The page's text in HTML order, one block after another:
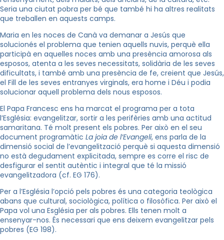
Seria una ciutat pobra per bé que també hi ha altres realitats
que treballen en aquests camps.
Maria en les noces de Canà va demanar a Jesús que
solucionés el problema que tenien aquells nuvis, perquè ella
participà en aquelles noces amb una presència amorosa als
esposos, atenta a les seves necessitats, solidària de les seves
dificultats, i també amb una presència de fe, creient que Jesús,
el Fill de les seves entranyes virginals, era home i Déu i podia
solucionar aquell problema dels nous esposos.
El Papa Francesc ens ha marcat el programa per a tota
l’Església: evangelitzar, sortir a les perifèries amb una actitud
samaritana. Té molt present els pobres. Per això en el seu
document programàtic La joia de l’Evangeli, ens parla de la
dimensió social de l’evangelització perquè si aquesta dimensió
no està degudament explicitada, sempre es corre el risc de
desfigurar el sentit autèntic i integral que té la missió
evangelitzadora (cf. EG 176).
Per a l’Església l’opció pels pobres és una categoria teològica
abans que cultural, sociològica, política o filosòfica. Per això el
Papa vol una Església per als pobres. Ells tenen molt a
ensenyar-nos. És necessari que ens deixem evangelitzar pels
pobres (EG 198).